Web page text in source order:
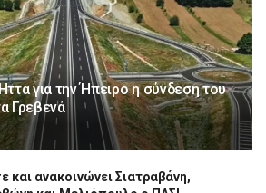
για την Ήπειρο η σύνδεση του
Γρεβενά
και ανακοινώνει Σιατραβάνη,